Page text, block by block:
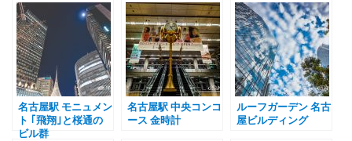
名古屋駅 モニュメン
ト ｢飛翔｣と桜通の
ビル群
名古屋駅 中央コンコ
ース 金時計
ルーフガーデン 名古
屋ビルディング